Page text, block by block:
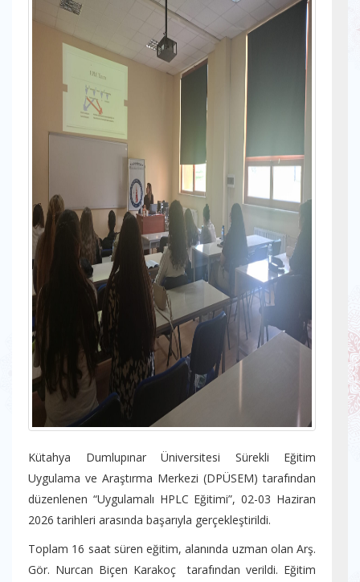
Kütahya Dumlupınar Üniversitesi Sürekli Eğitim
Uygulama ve Araştırma Merkezi (DPÜSEM) tarafından
düzenlenen “Uygulamalı HPLC Eğitimi”, 02-03 Haziran
2026 tarihleri arasında başarıyla gerçekleştirildi.
Toplam 16 saat süren eğitim, alanında uzman olan Arş.
Gör. Nurcan Biçen Karakoç tarafından verildi. Eğitim